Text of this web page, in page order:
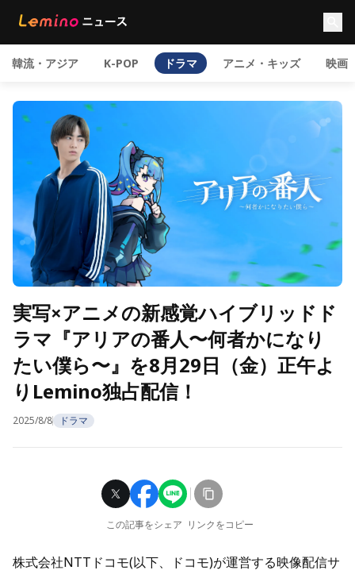
韓流・アジア K-POP ドラマ アニメ・キッズ 映画
実写×アニメの新感覚ハイブリッドド
ラマ『アリアの番人〜何者かになり
たい僕ら〜』を8月29日（金）正午よ
りLemino独占配信！
2025/8/8 ドラマ
この記事をシェア リンクをコピー
株式会社NTTドコモ(以下、ドコモ)が運営する映像配信サ